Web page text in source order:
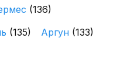
(136)
(135) Аргун (133)